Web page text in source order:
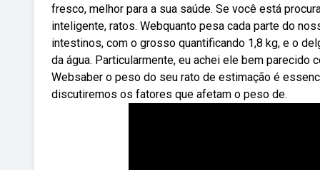
fresco, melhor para a sua saúde. Se você está
inteligente, ratos. Webquanto pesa cada parte do
intestinos, com o grosso quantificando 1,8 kg, e o
da água. Particularmente, eu achei ele bem parecido
Websaber o peso do seu rato de estimação é
discutiremos os fatores que afetam o peso de.